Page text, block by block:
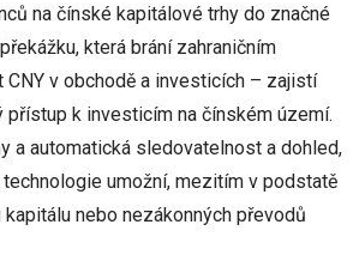
na čínské kapitálové trhy do značné
která brání zahraničním
CNY v obchodě a investicích – zajistí
přístup k investicím na čínském území.
a automatická sledovatelnost a dohled,
umožní, mezitím v podstatě
nebo nezákonných převodů